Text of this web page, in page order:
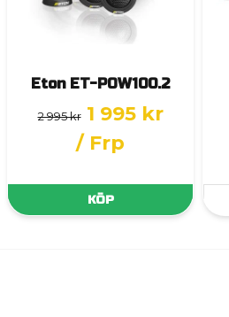
Eton ET-POW100.2
2 995 kr 1 995 kr
/ Frp
KÖP